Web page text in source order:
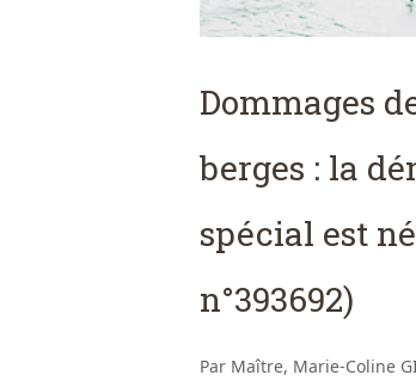
Dommages
berges : la
spécial est
n°393692)
Par Maître, Marie-Coline